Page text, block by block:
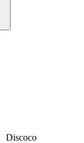
Discoco